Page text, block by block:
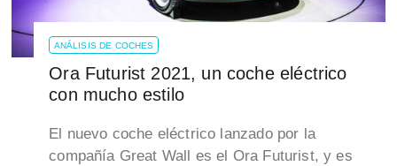
ANÁLISIS DE COCHES
Ora Futurist 2021, un coche eléctrico
con mucho estilo
El nuevo coche eléctrico lanzado por la
compañía Great Wall es el Ora Futurist, y es